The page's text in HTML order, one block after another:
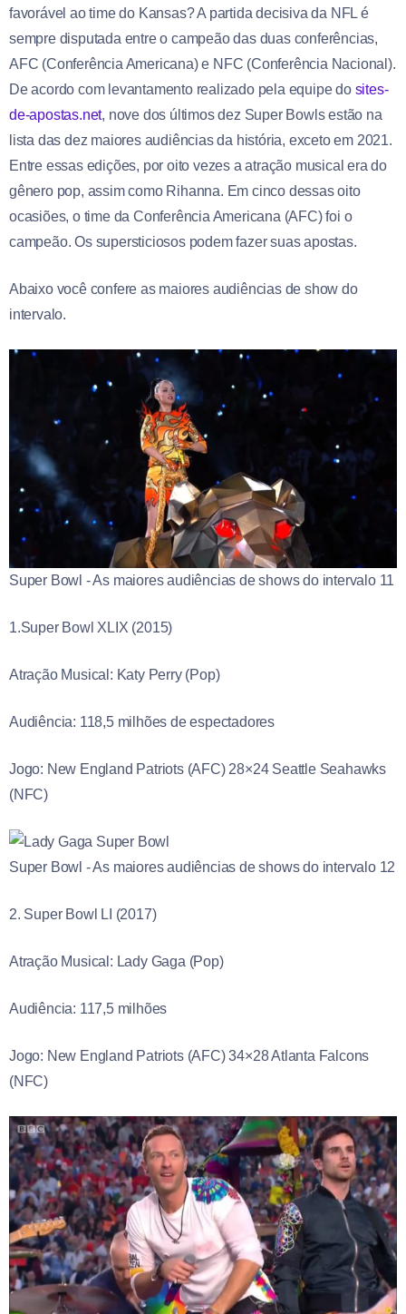
favorável ao time do Kansas? A partida decisiva da NFL é
sempre disputada entre o campeão das duas conferências,
AFC (Conferência Americana) e NFC (Conferência Nacional).
De acordo com levantamento realizado pela equipe do sites-
de-apostas.net, nove dos últimos dez Super Bowls estão na
lista das dez maiores audiências da história, exceto em 2021.
Entre essas edições, por oito vezes a atração musical era do
gênero pop, assim como Rihanna. Em cinco dessas oito
ocasiões, o time da Conferência Americana (AFC) foi o
campeão. Os supersticiosos podem fazer suas apostas.
Abaixo você confere as maiores audiências de show do
intervalo.
Super Bowl - As maiores audiências de shows do intervalo 11
1.Super Bowl XLIX (2015)
Atração Musical: Katy Perry (Pop)
Audiência: 118,5 milhões de espectadores
Jogo: New England Patriots (AFC) 28×24 Seattle Seahawks
(NFC)
Super Bowl - As maiores audiências de shows do intervalo 12
2. Super Bowl LI (2017)
Atração Musical: Lady Gaga (Pop)
Audiência: 117,5 milhões
Jogo: New England Patriots (AFC) 34×28 Atlanta Falcons
(NFC)